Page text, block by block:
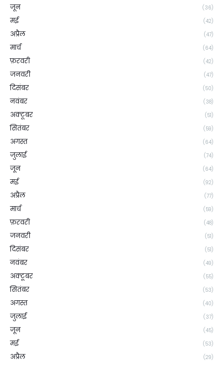
जून (36)
मई (42)
अप्रैल (47)
मार्च (64)
फ़रवरी (42)
जनवरी (47)
दिसंबर (50)
नवंबर (38)
अक्टूबर (51)
सितंबर (59)
अगस्त (64)
जुलाई (74)
जून (64)
मई (92)
अप्रैल (77)
मार्च (59)
फ़रवरी (48)
जनवरी (51)
दिसंबर (51)
नवंबर (49)
अक्टूबर (55)
सितंबर (53)
अगस्त (40)
जुलाई (37)
जून (45)
मई (53)
अप्रैल (29)